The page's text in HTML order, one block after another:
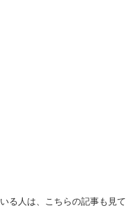
る人は、こちらの記事も見て